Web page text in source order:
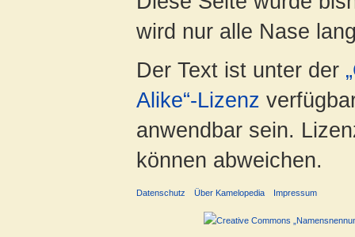
wird nur alle Nase
Der Text ist unter der
Alike“-Lizenz
anwendbar sein.
können abweichen.
Datenschutz Über Kamelopedia Impressum